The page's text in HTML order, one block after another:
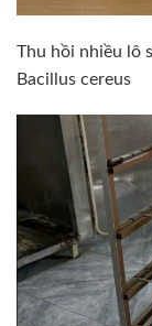
Thu hồi nhiều lô
Bacillus cereus